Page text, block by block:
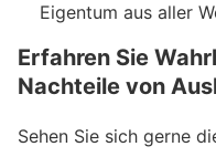
Eigentum aus aller
Erfahren Sie
Nachteile von
Sehen Sie sich gerne